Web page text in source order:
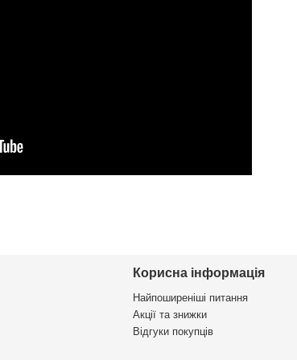
Корисна інформація
Найпоширеніші питання
Акції та знижки
Відгуки покупців